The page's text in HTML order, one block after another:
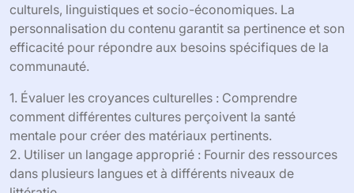
culturels, linguistiques et socio-économiques. La
personnalisation du contenu garantit sa pertinence et son
efficacité pour répondre aux besoins spécifiques de la
communauté.
1. Évaluer les croyances culturelles : Comprendre
comment différentes cultures perçoivent la santé
mentale pour créer des matériaux pertinents.
2. Utiliser un langage approprié : Fournir des ressources
dans plusieurs langues et à différents niveaux de